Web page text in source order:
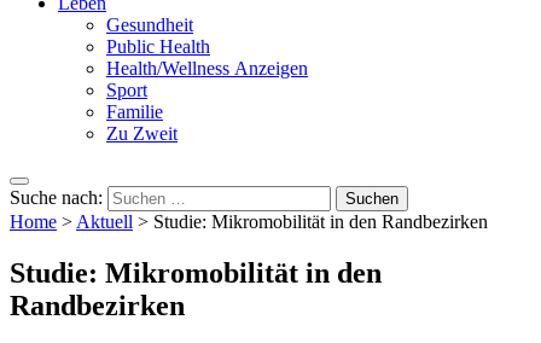
Gesundheit
Public Health
Health/Wellness Anzeigen
Sport
Familie
Zu Zweit
Suche nach:
Home > Aktuell > Studie: Mikromobilität in den Randbezirken
Studie: Mikromobilität in den
Randbezirken